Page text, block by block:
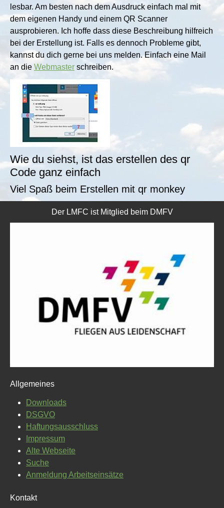
lesbar. Am besten nach dem Ausdruck einfach mal mit
dem eigenen Handy und einem QR Scanner
ausprobieren. Ich hoffe dass diese Beschreibung hilfreich
bei der Erstellung ist. Falls es dennoch Probleme gibt,
kannst du dich gerne bei uns melden. Einfach eine Mail
an die Webmaster schreiben.
Show larger version for:
Wie du siehst, ist das erstellen des qr
Code ganz einfach
Viel Spaß beim Erstellen mit qr monkey
Der LMFC ist Mitglied beim DMFV
Allgemeines
Downloads
DSGVO
Haftungsausschluss
Impressum
Alte Webseite
Suche
Anmeldung Arbeitseinsätze
Kontakt